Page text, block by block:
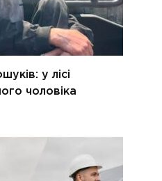
у лісі
чоловіка